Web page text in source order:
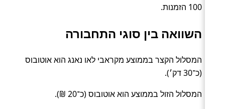
100 הזמנות.
השוואה בין סוגי התחבורה
המסלול הקצר בממוצע מקראבי לאו נאנג הוא אוטובוס
(כ־30 דק׳).
המסלול הזול בממוצע הוא אוטובוס (כ־20 ₪).